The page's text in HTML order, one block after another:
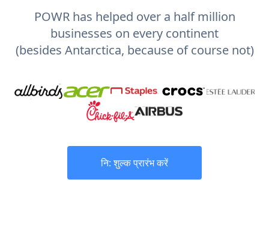
POWR has helped over a half million
businesses on every continent
(besides Antarctica, because of course not)
नि: शुल्क प्रारंभ करें